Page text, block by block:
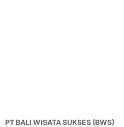
PT BALI WISATA SUKSES (BWS)